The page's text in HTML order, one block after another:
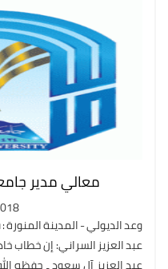
معالي مدير
وعد الديولي - المدينة
عبد العزيز السراني: إن خطاب